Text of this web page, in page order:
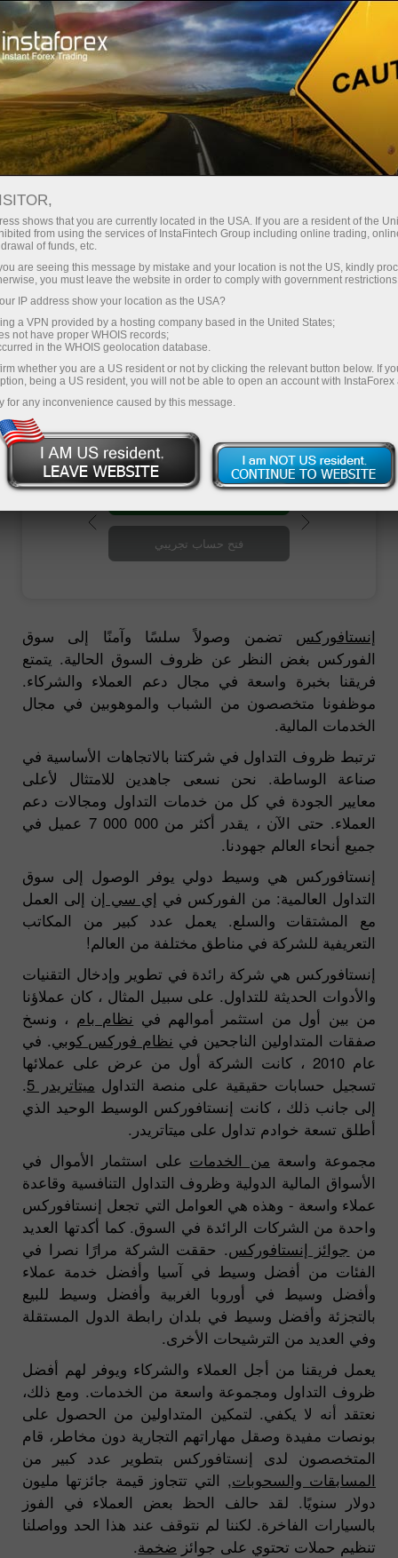
حول إنستافوركس التاريخ
تاريخ إنستافوركس
تأسست إنستافوركس في عام 2007 من قبل
مجموعة شركات إنستافينتك. بعد التسجيل ، وقع
الوسيط عقودًا مع ميتاكوتس للبرمجيات ، المزود
الرائد لبرامج التداول عبر الإنترنت ، وأكبر مزودي
الأخبار ، مثل إي سجنال، و رويترز، وما إلى ذلك. في
الأشهر الأولى من نشاطه ، أبرم الوسيط اتفاقية مع
نظراء غربيين كبار يوفرون الوصول إلى سوق
الصرف الأجنبي. كان هذا بمثابة بداية لشركة
الوساطة المالية إنستافوركس.
فتح حساب تجريبي
إنستافوركس تضمن وصولاً سلسًا وآمنًا إلى سوق
الفوركس بغض النظر عن ظروف السوق الحالية. يتمتع
فريقنا بخبرة واسعة في مجال دعم العملاء والشركاء.
موظفونا متخصصون من الشباب والموهوبين في مجال
الخدمات المالية.
ترتبط ظروف التداول في شركتنا بالاتجاهات الأساسية في
صناعة الوساطة. نحن نسعى جاهدين للامتثال لأعلى
معايير الجودة في كل من خدمات التداول ومجالات دعم
العملاء. حتى الآن ، يقدر أكثر من 7 000 000 عميل في
جميع أنحاء العالم جهودنا.
إنستافوركس هي وسيط دولي يوفر الوصول إلى سوق
التداول العالمية: من الفوركس في إي سي إن إلى العمل
مع المشتقات والسلع. يعمل عدد كبير من المكاتب
التعريفية للشركة في مناطق مختلفة من العالم!
إنستافوركس هي شركة رائدة في تطوير وإدخال التقنيات
والأدوات الحديثة للتداول. على سبيل المثال ، كان عملاؤنا
من بين أول من استثمر أموالهم في نظام بام ، ونسخ
صفقات المتداولين الناجحين في نظام فوركس كوبي. في
عام 2010 ، كانت الشركة أول من عرض على عملائها
تسجيل حسابات حقيقية على منصة التداول ميتاتريدر 5
.
إلى جانب ذلك ، كانت إنستافوركس الوسيط الوحيد الذي
أطلق تسعة خوادم تداول على ميتاتريدر.
مجموعة واسعة من الخدمات على استثمار الأموال في
الأسواق المالية الدولية وظروف التداول التنافسية وقاعدة
عملاء واسعة - وهذه هي العوامل التي تجعل إنستافوركس
واحدة من الشركات الرائدة في السوق. كما أكدتها العديد
من جوائز إنستافوركس. حققت الشركة مرارًا نصرا في
الفئات من أفضل وسيط في آسيا وأفضل خدمة عملاء
وأفضل وسيط في أوروبا الغربية وأفضل وسيط للبيع
بالتجزئة وأفضل وسيط في بلدان رابطة الدول المستقلة
وفي العديد من الترشيحات الأخرى.
يعمل فريقنا من أجل العملاء والشركاء ويوفر لهم أفضل
ظروف التداول ومجموعة واسعة من الخدمات. ومع ذلك،
نعتقد أنه لا يكفي. لتمكين المتداولين من الحصول على
بونصات مفيدة وصقل مهاراتهم التجارية دون مخاطر، قام
المتخصصون لدى إنستافوركس بتطوير عدد كبير من
المسابقات والسحوبات, التي تتجاوز قيمة جائزتها مليون
دولار سنويًا. لقد حالف الحظ بعض العملاء في الفوز
بالسيارات الفاخرة. لكننا لم نتوقف عند هذا الحد وواصلنا
تنظيم حملات تحتوي على جوائز ضخمة.
shows that you are currently located in the USA. If you are a resident of the
from using the services of InstaFintech Group including online trading,
of funds, etc.
are seeing this message by mistake and your location is not the US, kindly
you must leave the website in order to comply with government
IP address show your location as the USA?
a VPN provided by a hosting company based in the United States;
not have proper WHOIS records;
in the WHOIS geolocation database.
whether you are a US resident or not by clicking the relevant button below. If
being a US resident, you will not be able to open an account with InstaForex
for any inconvenience caused by this message.